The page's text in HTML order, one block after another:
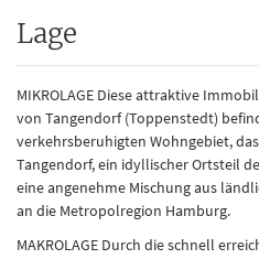
Lage
MIKROLAGE Diese attraktive
von Tangendorf (Toppenstedt)
verkehrsberuhigten Wohngebiet,
Tangendorf, ein idyllischer Ortsteil
eine angenehme Mischung aus
an die Metropolregion Hamburg.
MAKROLAGE Durch die schnell